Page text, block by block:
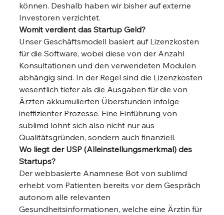
können. Deshalb haben wir bisher auf externe
Investoren verzichtet.
Womit verdient das Startup Geld?
Unser Geschäftsmodell basiert auf Lizenzkosten
für die Software, wobei diese von der Anzahl
Konsultationen und den verwendeten Modulen
abhängig sind. In der Regel sind die Lizenzkosten
wesentlich tiefer als die Ausgaben für die von
Ärzten akkumulierten Überstunden infolge
ineffizienter Prozesse. Eine Einführung von
sublimd lohnt sich also nicht nur aus
Qualitätsgründen, sondern auch finanziell.
Wo liegt der USP (Alleinstellungsmerkmal) des
Startups?
Der webbasierte Anamnese Bot von sublimd
erhebt vom Patienten bereits vor dem Gespräch
autonom alle relevanten
Gesundheitsinformationen, welche eine Ärztin für